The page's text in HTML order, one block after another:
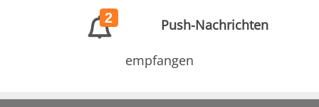
2 Push-Nachrichten
empfangen